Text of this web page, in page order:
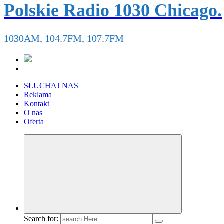
Polskie Radio 1030 Chicago.
1030AM, 104.7FM, 107.7FM
SŁUCHAJ NAS
Reklama
Kontakt
O nas
Oferta
Search for: